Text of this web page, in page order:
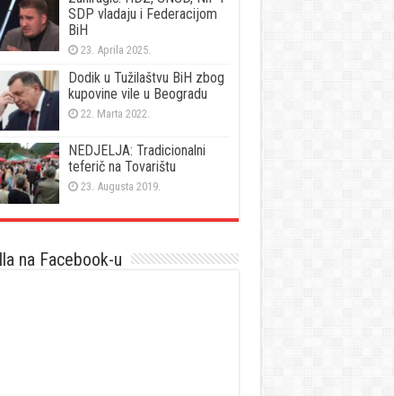
SDP vladaju i Federacijom
BiH
23. Aprila 2025.
Dodik u Tužilaštvu BiH zbog
kupovine vile u Beogradu
22. Marta 2022.
NEDJELJA: Tradicionalni
teferič na Tovarištu
23. Augusta 2019.
na Facebook-u